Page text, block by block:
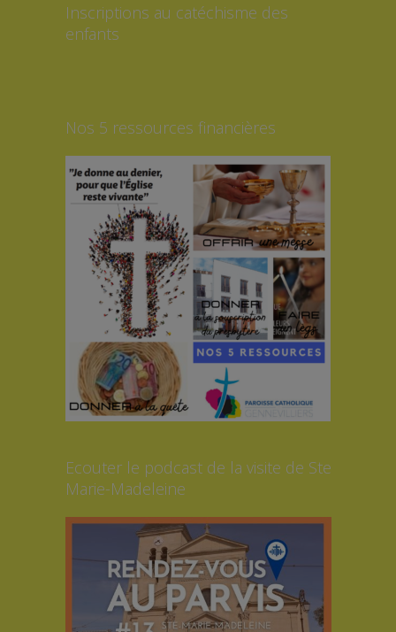
Inscriptions au catéchisme des
enfants
Nos 5 ressources financières
Ecouter le podcast de la visite de Ste
Marie-Madeleine